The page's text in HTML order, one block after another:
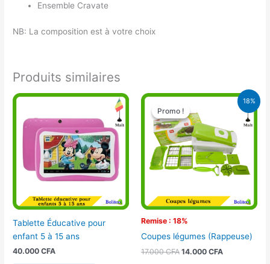
Ensemble Cravate
NB: La composition est à votre choix
Produits similaires
Tablette Éducative pour
enfant 5 à 15 ans
40.000CFA
18%
Promo !
Remise : 18%
Promo !
Coupes légumes (Rappeuse)
17.000CFA
Le
prix
initial
était :
17.000 CFA.
14.000 CFA
Le
14.000 CFA.